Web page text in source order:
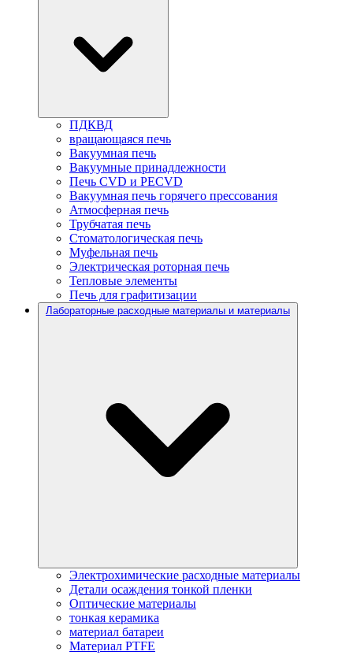
ПДКВД
вращающаяся печь
Вакуумная печь
Вакуумные принадлежности
Печь CVD и PECVD
Вакуумная печь горячего прессования
Атмосферная печь
Трубчатая печь
Стоматологическая печь
Муфельная печь
Электрическая роторная печь
Тепловые элементы
Печь для графитизации
Лабораторные расходные материалы и материалы
Электрохимические расходные материалы
Детали осаждения тонкой пленки
Оптические материалы
тонкая керамика
материал батареи
Материал PTFE